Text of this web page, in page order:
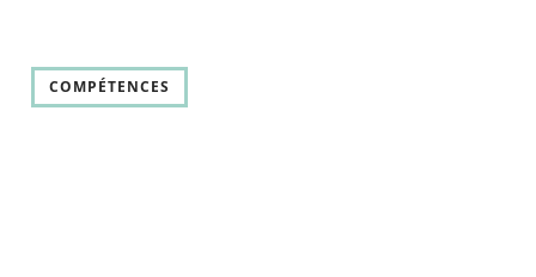
COMPÉTENCES